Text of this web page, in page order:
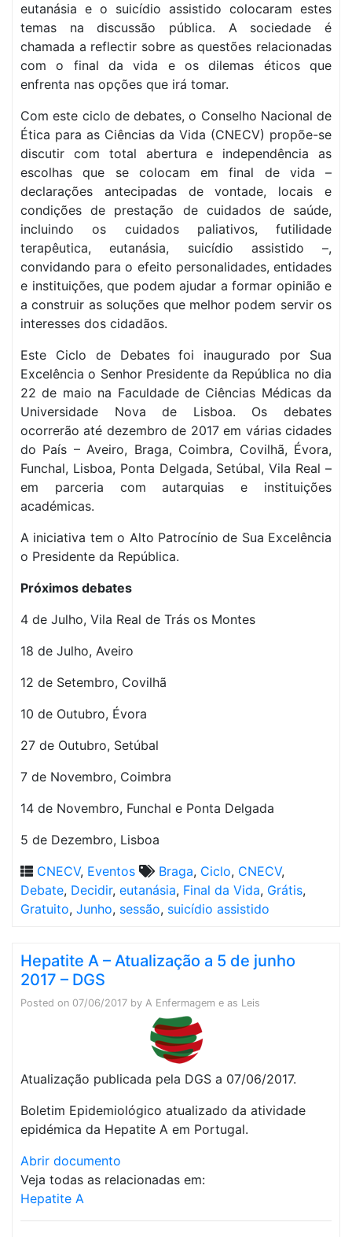
eutanásia e o suicídio assistido colocaram estes
temas na discussão pública. A sociedade é
chamada a reflectir sobre as questões relacionadas
com o final da vida e os dilemas éticos que
enfrenta nas opções que irá tomar.
Com este ciclo de debates, o Conselho Nacional de
Ética para as Ciências da Vida (CNECV) propõe-se
discutir com total abertura e independência as
escolhas que se colocam em final de vida –
declarações antecipadas de vontade, locais e
condições de prestação de cuidados de saúde,
incluindo os cuidados paliativos, futilidade
terapêutica, eutanásia, suicídio assistido –,
convidando para o efeito personalidades, entidades
e instituições, que podem ajudar a formar opinião e
a construir as soluções que melhor podem servir os
interesses dos cidadãos.
Este Ciclo de Debates foi inaugurado por Sua
Excelência o Senhor Presidente da República no dia
22 de maio na Faculdade de Ciências Médicas da
Universidade Nova de Lisboa. Os debates
ocorrerão até dezembro de 2017 em várias cidades
do País – Aveiro, Braga, Coimbra, Covilhã, Évora,
Funchal, Lisboa, Ponta Delgada, Setúbal, Vila Real –
em parceria com autarquias e instituições
académicas.
A iniciativa tem o Alto Patrocínio de Sua Excelência
o Presidente da República.
Próximos debates
4 de Julho, Vila Real de Trás os Montes
18 de Julho, Aveiro
12 de Setembro, Covilhã
10 de Outubro, Évora
27 de Outubro, Setúbal
7 de Novembro, Coimbra
14 de Novembro, Funchal e Ponta Delgada
5 de Dezembro, Lisboa
CNECV, Eventos Braga, Ciclo, CNECV,
Debate, Decidir, eutanásia, Final da Vida, Grátis,
Gratuito, Junho, sessão, suicídio assistido
Hepatite A – Atualização a 5 de junho
2017 – DGS
Posted on 07/06/2017 by A Enfermagem e as Leis
Atualização publicada pela DGS a 07/06/2017.
Boletim Epidemiológico atualizado da atividade
epidémica da Hepatite A em Portugal.
Abrir documento
Veja todas as relacionadas em:
Hepatite A